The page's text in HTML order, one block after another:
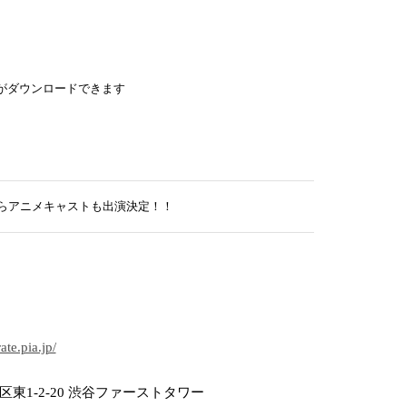
ダウンロードできます
ニメキャストも出演決定！！
東1-2-20 渋谷ファーストタワー